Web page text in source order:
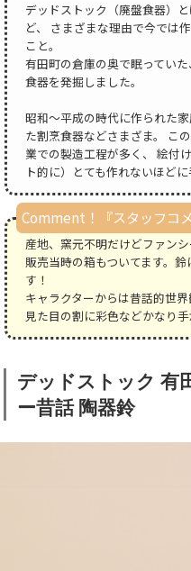
デッドストック（廃盤食器）
ど、 さまざまな理由で今では
こと。
有田町の倉庫の奥で眠ってい
食器を発掘しました。
昭和～平成の時代に作られた
た割烹食器などさまざま。 こ
業での製造工程が多く、 絵付
ト的に）とても作れないほど
Comment！『スタッフコメ
産地、窯元不明だけどファン
販売当時の箱もついてます。
す！
キャラクターからは昔話的世界
見た目の割に彩色などかなり手
デッドストック 有
ー昔話 陶器鈴